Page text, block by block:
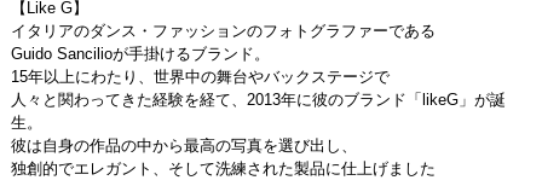
【Like G】
イタリアのダンス・ファッションのフォトグラファーである
Guido Sancilioが手掛けるブランド。
15年以上にわたり、世界中の舞台やバックステージで
人々と関わってきた経験を経て、2013年に彼のブランド「likeG」が誕
生。
彼は自身の作品の中から最高の写真を選び出し、
独創的でエレガント、そして洗練された製品に仕上げました